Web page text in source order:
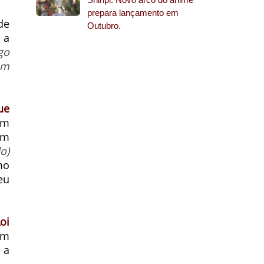
prepara lançamento em
Outubro.